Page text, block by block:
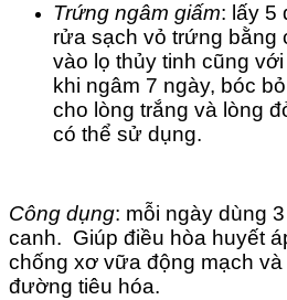
Trứng ngâm giấm: lấy 5
rửa sạch vỏ trứng bằng
vào lọ thủy tinh cũng
khi ngâm 7 ngày, bóc
cho lòng trắng và lòng
có thể sử dụng.
Công dụng: mỗi ngày dùng
canh. Giúp điều hòa huyết
chống xơ vữa động mạch
đường tiêu hóa.